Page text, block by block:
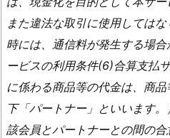
また違法な取引に使用しては
時には、通信料が発生する場
ービスの利用条件(6)合算支払
に係わる商品等の代金は、商
下「パートナー」といいます
該会員とパートナーとの間の